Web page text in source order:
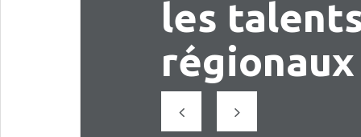
les
régionaux
PrécédentSuivant